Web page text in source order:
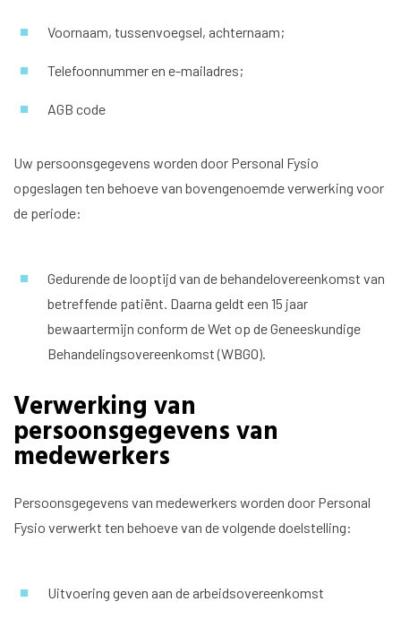
Voornaam, tussenvoegsel, achternaam;
Telefoonnummer en e-mailadres;
AGB code
Uw persoonsgegevens worden door Personal Fysio
opgeslagen ten behoeve van bovengenoemde verwerking voor
de periode:
Gedurende de looptijd van de behandelovereenkomst van
betreffende patiënt. Daarna geldt een 15 jaar
bewaartermijn conform de Wet op de Geneeskundige
Behandelingsovereenkomst (WBGO).
Verwerking van
persoonsgegevens van
medewerkers
Persoonsgegevens van medewerkers worden door Personal
Fysio verwerkt ten behoeve van de volgende doelstelling:
Uitvoering geven aan de arbeidsovereenkomst